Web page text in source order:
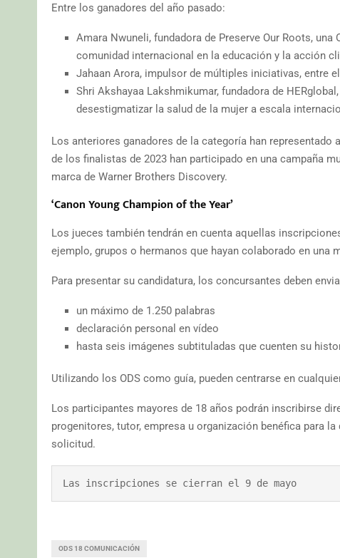
Entre los ganadores del año pasado:
Amara Nwuneli, fundadora de Preserve Our Roots,
comunidad internacional en la educación y la acción
Jahaan Arora, impulsor de múltiples iniciativas, entre
Shri Akshayaa Lakshmikumar, fundadora de
desestigmatizar la salud de la mujer a escala
Los anteriores ganadores de la categoría han representado
de los finalistas de 2023 han participado en una campaña
marca de Warner Brothers Discovery.
‘Canon Young Champion of the Year’
Los jueces también tendrán en cuenta aquellas
ejemplo, grupos o hermanos que hayan colaborado en una
Para presentar su candidatura, los concursantes deben
un máximo de 1.250 palabras
declaración personal en vídeo
hasta seis imágenes subtituladas que cuenten su
Utilizando los ODS como guía, pueden centrarse en
Los participantes mayores de 18 años podrán inscribirse
progenitores, tutor, empresa u organización benéfica para
solicitud.
Las inscripciones se cierran el 9 de mayo
ODS 18 COMUNICACIÓN